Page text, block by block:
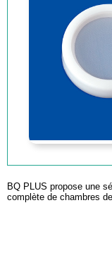
BQ PLUS propose une
complète de chambres